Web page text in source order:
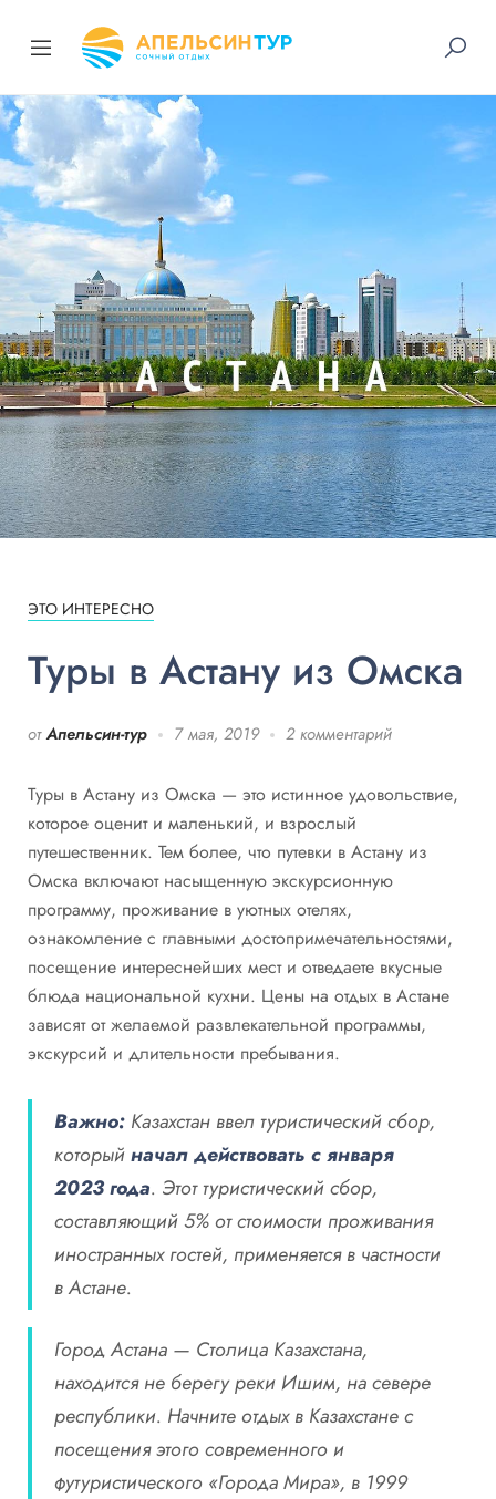
ЭТО ИНТЕРЕСНО
Туры в Астану из Омска
от Апельсин-тур 7 мая, 2019 2 комментарий
Туры в Астану из Омска — это истинное удовольствие,
которое оценит и маленький, и взрослый
путешественник. Тем более, что путевки в Астану из
Омска включают насыщенную экскурсионную
программу, проживание в уютных отелях,
ознакомление с главными достопримечательностями,
посещение интереснейших мест и отведаете вкусные
блюда национальной кухни. Цены на отдых в Астане
зависят от желаемой развлекательной программы,
экскурсий и длительности пребывания.
Важно: Казахстан ввел туристический сбор,
которыйначал действовать с января
2023 года. Этот туристический сбор,
составляющий 5% от стоимости проживания
иностранных гостей, применяется в частности
в Астане.
Город Астана — Столица Казахстана,
находится не берегу реки Ишим, на севере
республики. Начните отдых в Казахстане с
посещения этого современного и
футуристического «Города Мира», в 1999